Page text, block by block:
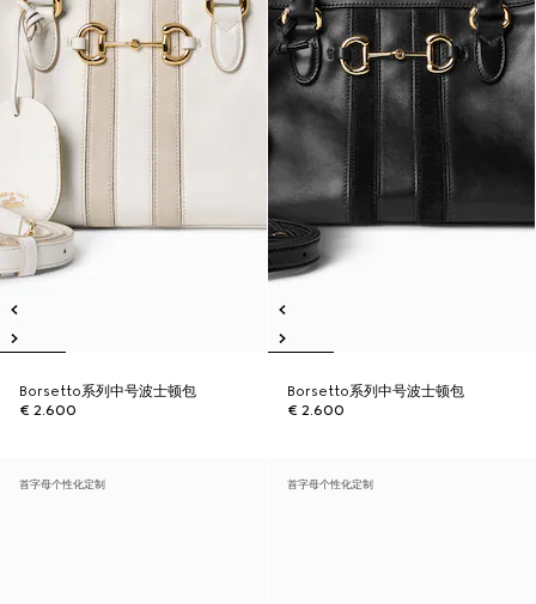
Borsetto系列中号波士顿包
€ 2.600
Borsetto系列中号波士顿包
€ 2.600
首字母个性化定制 首字母个性化定制